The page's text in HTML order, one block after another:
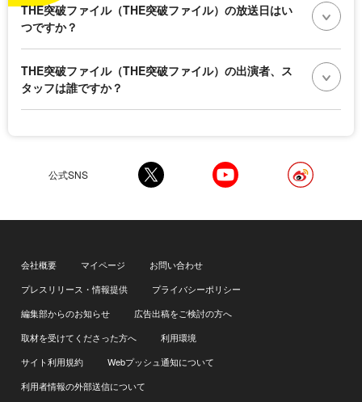
THE突破ファイル（THE突破ファイル）の放送日はい
つですか？
THE突破ファイル（THE突破ファイル）の出演者、ス
タッフは誰ですか？
公式SNS
会社概要 マイページ
お問い合わせ
プレスリリース・情報提供
プライバシーポリシー
編集部からのお知らせ
広告出稿をご検討の方へ
取材を受けてくださった方へ
利用環境
サイト利用規約
Webプッシュ通知について
利用者情報の外部送信について